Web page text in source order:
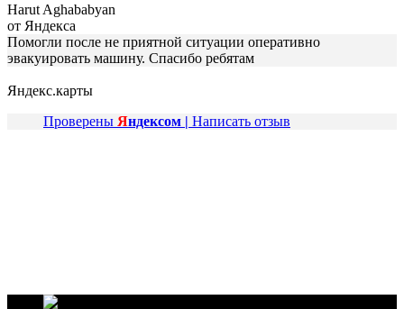
Harut Aghababyan
от Яндекса
Помогли после не приятной ситуации оперативно
эвакуировать машину. Спасибо ребятам
Яндекс.карты
Проверены Яндексом | Написать отзыв